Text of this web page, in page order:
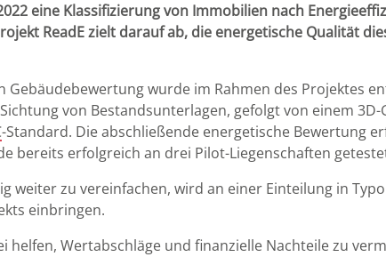
eine Klassifizierung von Immobilien nach
ReadE zielt darauf ab, die energetische Qualität
Gebäudebewertung wurde im Rahmen des Projektes
von Bestandsunterlagen, gefolgt von einem
-Standard. Die abschließende energetische Bewertung
bereits erfolgreich an drei Pilot-Liegenschaften
weiter zu vereinfachen, wird an einer Einteilung in
einbringen.
helfen, Wertabschläge und finanzielle Nachteile zu